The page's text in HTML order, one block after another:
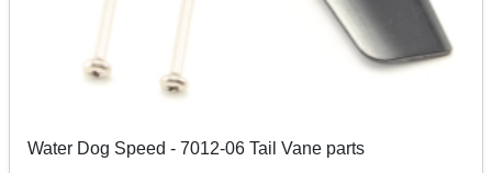
Water Dog Speed - 7012-06 Tail Vane parts